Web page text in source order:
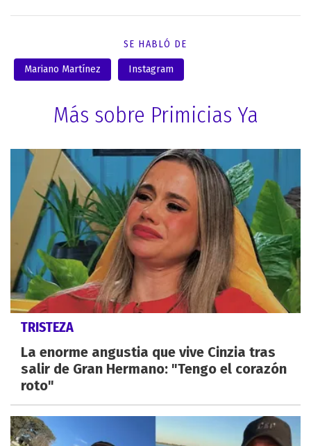
SE HABLÓ DE
Mariano Martínez Instagram
Más sobre Primicias Ya
TRISTEZA
La enorme angustia que vive Cinzia tras
salir de Gran Hermano: "Tengo el corazón
roto"